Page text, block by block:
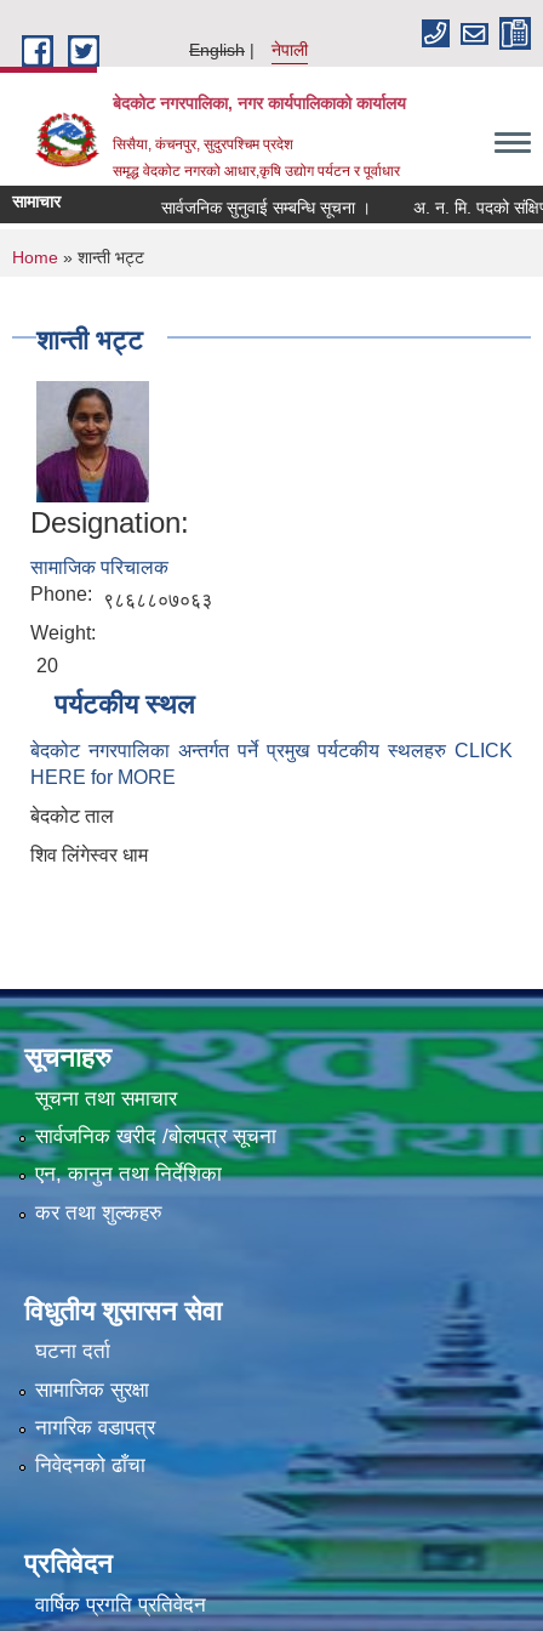
English
नेपाली
बेदकोट नगरपालिका, नगर कार्यपालिकाको कार्यालय
सिसैया, कंचनपुर, सुदुरपश्चिम प्रदेश
समृद्ध वेदकोट नगरको आधार,कृषि उद्योग पर्यटन र पूर्वाधार
सामाचार सार्वजनिक सुनुवाई सम्बन्धि सूचना ।
You are here
Home » शान्ती भट्ट
शान्ती भट्ट
Designation:
सामाजिक परिचालक
Phone:
९८६८८०७०६३
Weight:
20
पर्यटकीय स्थल
बेदकोट नगरपालिका अन्तर्गत पर्ने प्रमुख पर्यटकीय स्थलहरु CLICK
HERE for MORE
बेदकोट ताल
शिव लिंगेस्वर धाम
सूचनाहरु
सूचना तथा समाचार
सार्वजनिक खरीद /बोलपत्र सूचना
एन, कानुन तथा निर्देशिका
कर तथा शुल्कहरु
विधुतीय शुसासन सेवा
घटना दर्ता
सामाजिक सुरक्षा
नागरिक वडापत्र
निवेदनको ढाँचा
प्रतिवेदन
वार्षिक प्रगति प्रतिवेदन